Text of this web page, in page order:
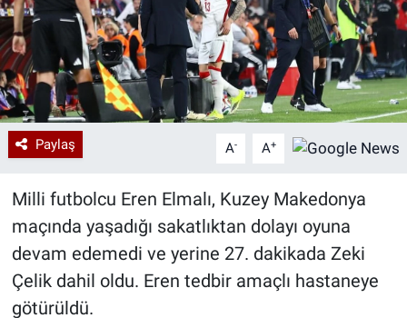
Paylaş A- A+
Milli futbolcu Eren Elmalı, Kuzey Makedonya
maçında yaşadığı sakatlıktan dolayı oyuna
devam edemedi ve yerine 27. dakikada Zeki
Çelik dahil oldu. Eren tedbir amaçlı hastaneye
götürüldü.
Teknoloji
Ramazan